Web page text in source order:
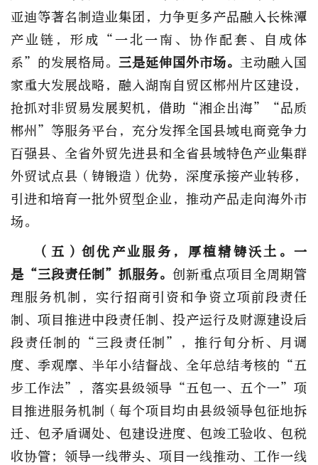
亚迪等著名制造业集团，力争更多产品融入长株潭
产业链，形成“一北一南、协作配套、自成体
系”的发展格局。 三是延伸国外市场。 主动融入国
家重大发展战略，融入湖南自贸区郴州片区建设，
抢抓对非贸易发展契机，借助“湘企出海”“品质
郴州”等服务平台，充分发挥全国县域电商竞争力
百强县、全省外贸先进县和全省县域特色产业集群
外贸试点县（铸锻造）优势，深度承接产业转移，
引进和培育一批外贸型企业，推动产品走向海外市
场。
（五）创优产业服务，厚植精铸沃土。 一
是“三段责任制”抓服务。 创新重点项目全周期管
理服务机制，实行招商引资和争资立项前段责任
制、项目推进中段责任制、投产运行及财源建设后
段责任制的“三段责任制”，推行旬分析、月调
度、季观摩、半年小结督战、全年总结考核的“五
步工作法”，落实县级领导“五包一、五个一”项
目推进服务机制（每个项目均由县级领导包征地拆
迁、包矛盾调处、包建设进度、包竣工验收、包税
收协管；领导一线带头、项目一线推动、工作一线